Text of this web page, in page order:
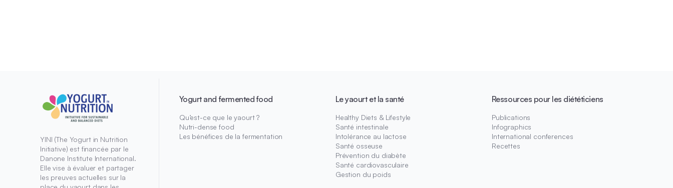
Yogurt and fermented food
Qu’est-ce que le yaourt ?
Nutri-dense food
Les bénéfices de la fermentation
Le yaourt et la santé
Healthy Diets & Lifestyle
Santé intestinale
Intolérance au lactose
Santé osseuse
Prévention du diabète
Santé cardiovasculaire
Gestion du poids
Ressources pour les diététiciens
Publications
Infographics
International conferences
Recettes
YINI (The Yogurt in Nutrition
Initiative) est financée par le
Danone Institute International.
Elle vise à évaluer et partager
les preuves actuelles sur la